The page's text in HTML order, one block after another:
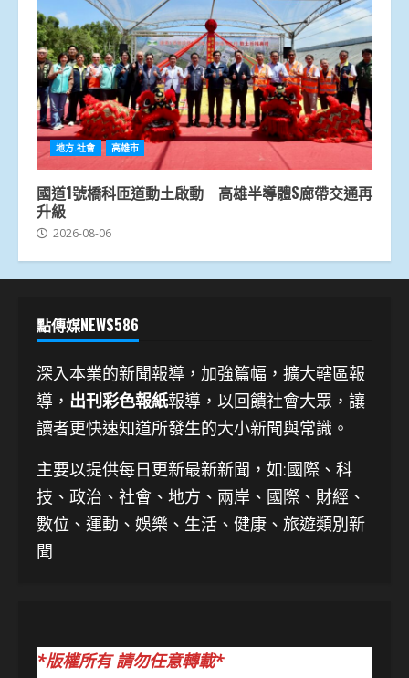
地方.社會 高雄市
國道1號橋科匝道動土啟動 高雄半導體S廊帶交通再
升級
2026-08-06
點傳媒NEWS586
深入本業的新聞報導，加強篇幅，擴大轄區報
導， 出刊彩色報紙報導，以回饋社會大眾，讓
讀者更快速知道所發生的大小新聞與常識。
主要以提供每日更新最新新聞 ，如:國際、科
技、 政治、社會、地方、兩岸、國際、財經、
數位、運動、娛樂、生活、健康、旅遊類別新
聞
*版權所有 請勿任意轉載*